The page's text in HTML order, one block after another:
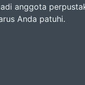
anggota
Anda patuhi.